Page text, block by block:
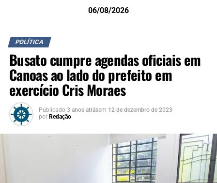
06/08/2026
POLÍTICA
Busato cumpre agendas oficiais em
Canoas ao lado do prefeito em
exercício Cris Moraes
Publicado 3 anos atrásem 12 de dezembro de 2023
por Redação